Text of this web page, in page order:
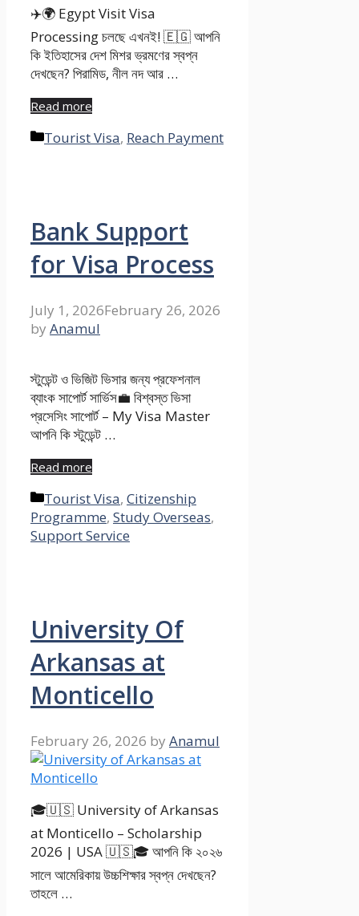
✈️🌍 Egypt Visit Visa
Processing চলছে এখনই! 🇪🇬 আপনি
কি ইতিহাসের দেশ মিশর ভ্রমণের স্বপ্ন
দেখছেন? পিরামিড, নীল নদ আর …
Read more
Categories
Tourist Visa, Reach Payment
Bank Support
for Visa Process
July 1, 2026February 26, 2026
by Anamul
স্টুডেন্ট ও ভিজিট ভিসার জন্য প্রফেশনাল
ব্যাংক সাপোর্ট সার্ভিস💼 বিশ্বস্ত ভিসা
প্রসেসিং সাপোর্ট – My Visa Master
আপনি কি স্টুডেন্ট …
Read more
Categories
Tourist Visa, Citizenship
Programme, Study Overseas,
Support Service
University Of
Arkansas at
Monticello
February 26, 2026 by Anamul
🎓🇺🇸 University of Arkansas
at Monticello – Scholarship
2026 | USA 🇺🇸🎓 আপনি কি ২০২৬
সালে আমেরিকায় উচ্চশিক্ষার স্বপ্ন দেখছেন?
তাহলে …